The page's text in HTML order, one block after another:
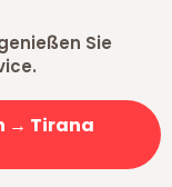
Sie
→ Tirana